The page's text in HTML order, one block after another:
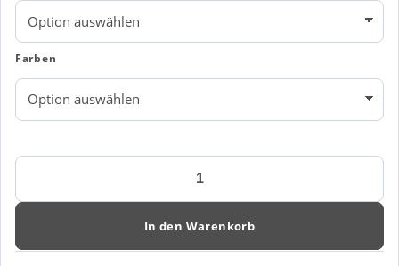
Farben
MASCOT®
SAFE
T-
In den Warenkorb